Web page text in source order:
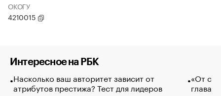
ОКОГУ
4210015
Интересное на РБК
Насколько ваш авторитет зависит от
атрибутов престижа? Тест для лидеров
«От
глава